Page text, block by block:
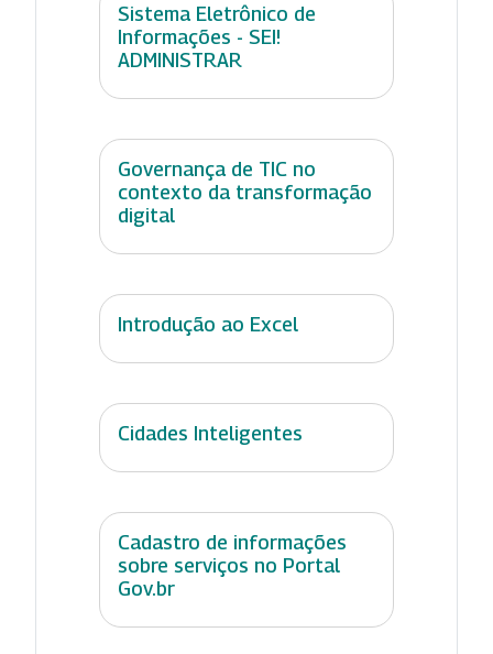
Sistema Eletrônico de
Informações - SEI!
ADMINISTRAR
Governança de TIC no
contexto da transformação
digital
Introdução ao Excel
Cidades Inteligentes
Cadastro de informações
sobre serviços no Portal
Gov.br